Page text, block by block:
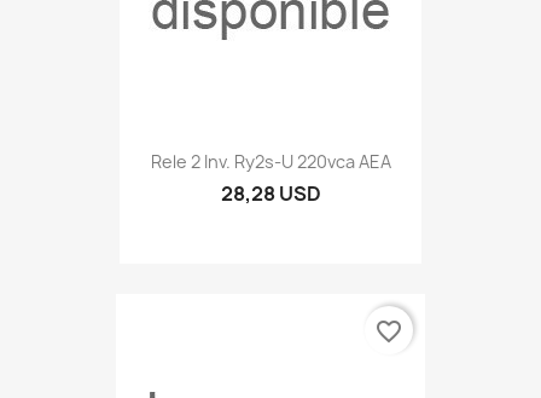
Rele 2 Inv. Ry2s-U 220vca AEA
28,28 USD
favorite_border